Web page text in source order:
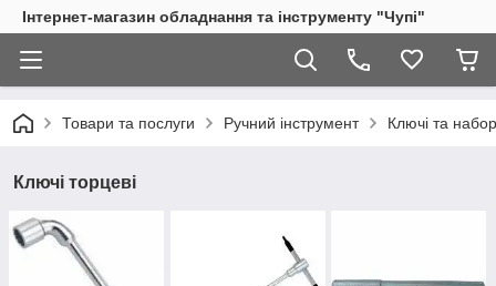
Інтернет-магазин обладнання та інструменту "Чупі"
Товари та послуги Ручний інструмент Ключі та
Ключі торцеві